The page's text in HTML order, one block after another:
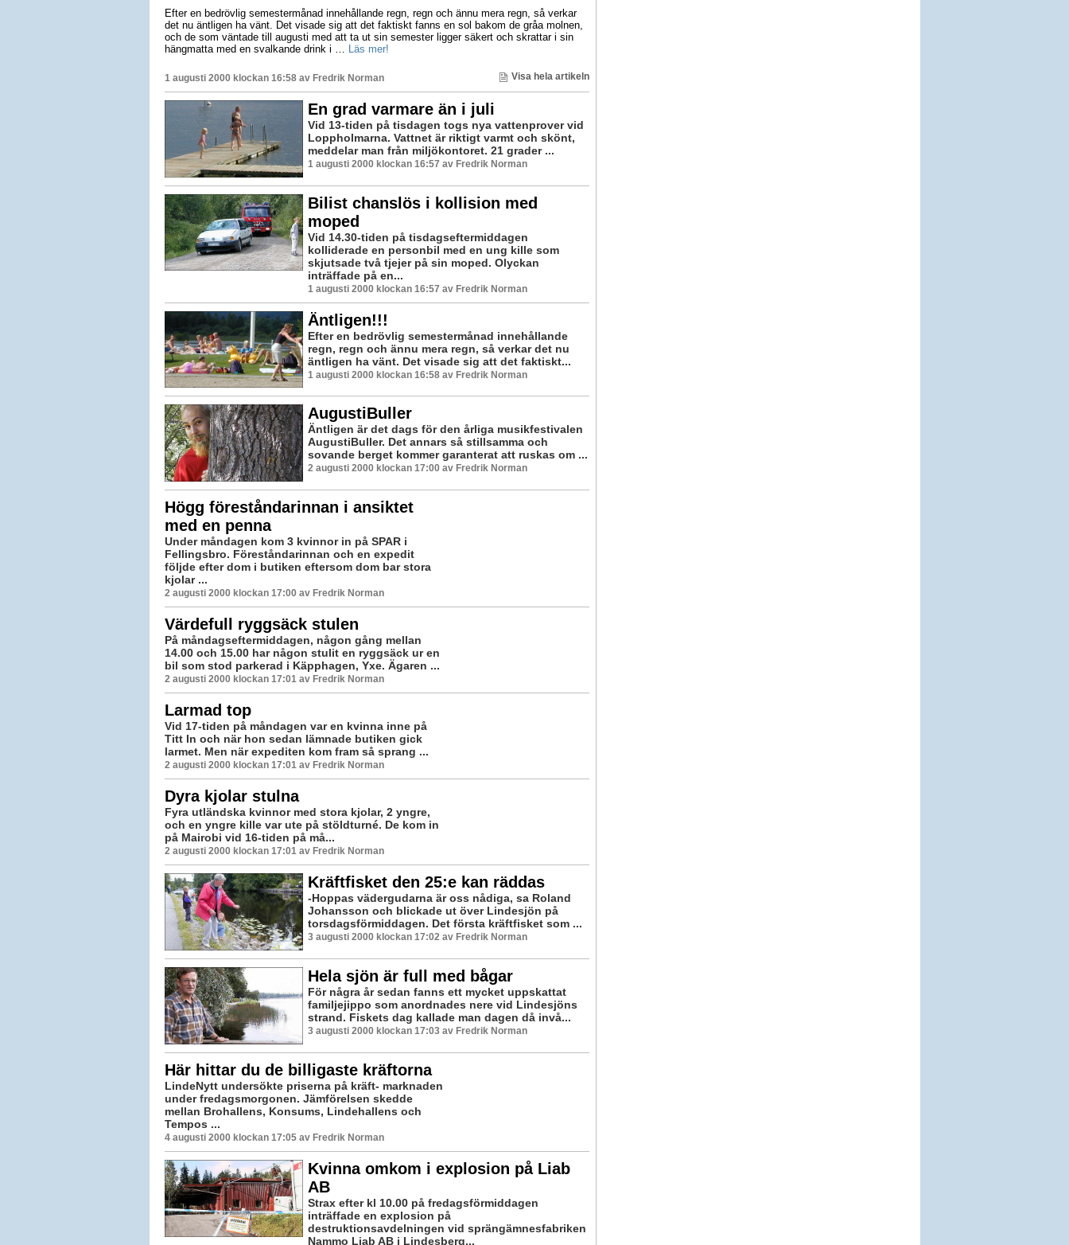
Efter en bedrövlig semestermånad innehållande regn, regn och ännu mera regn, så verkar
det nu äntligen ha vänt. Det visade sig att det faktiskt fanns en sol bakom de gråa molnen,
och de som väntade till augusti med att ta ut sin semester ligger säkert och skrattar i sin
hängmatta med en svalkande drink i …
Läs mer!
1 augusti 2000 klockan 16:58 av Fredrik Norman Visa hela artikeln
En grad varmare än i juli
Vid 13-tiden på tisdagen togs nya vattenprover vid
Loppholmarna. Vattnet är riktigt varmt och skönt,
meddelar man från miljökontoret. 21 grader ...
1 augusti 2000 klockan 16:57 av Fredrik Norman
Bilist chanslös i kollision med
moped
Vid 14.30-tiden på tisdagseftermiddagen
kolliderade en personbil med en ung kille som
skjutsade två tjejer på sin moped. Olyckan
inträffade på en...
1 augusti 2000 klockan 16:57 av Fredrik Norman
Äntligen!!!
Efter en bedrövlig semestermånad innehållande
regn, regn och ännu mera regn, så verkar det nu
äntligen ha vänt. Det visade sig att det faktiskt...
1 augusti 2000 klockan 16:58 av Fredrik Norman
AugustiBuller
Äntligen är det dags för den årliga musikfestivalen
AugustiBuller. Det annars så stillsamma och
sovande berget kommer garanterat att ruskas om ...
2 augusti 2000 klockan 17:00 av Fredrik Norman
Högg föreståndarinnan i ansiktet
med en penna
Under måndagen kom 3 kvinnor in på SPAR i
Fellingsbro. Föreståndarinnan och en expedit
följde efter dom i butiken eftersom dom bar stora
kjolar ...
2 augusti 2000 klockan 17:00 av Fredrik Norman
Värdefull ryggsäck stulen
På måndagseftermiddagen, någon gång mellan
14.00 och 15.00 har någon stulit en ryggsäck ur en
bil som stod parkerad i Käpphagen, Yxe. Ägaren ...
2 augusti 2000 klockan 17:01 av Fredrik Norman
Larmad top
Vid 17-tiden på måndagen var en kvinna inne på
Titt In och när hon sedan lämnade butiken gick
larmet. Men när expediten kom fram så sprang ...
2 augusti 2000 klockan 17:01 av Fredrik Norman
Dyra kjolar stulna
Fyra utländska kvinnor med stora kjolar, 2 yngre,
och en yngre kille var ute på stöldturné. De kom in
på Mairobi vid 16-tiden på må...
2 augusti 2000 klockan 17:01 av Fredrik Norman
Kräftfisket den 25:e kan räddas
-Hoppas vädergudarna är oss nådiga, sa Roland
Johansson och blickade ut över Lindesjön på
torsdagsförmiddagen. Det första kräftfisket som ...
3 augusti 2000 klockan 17:02 av Fredrik Norman
Hela sjön är full med bågar
För några år sedan fanns ett mycket uppskattat
familjejippo som anordnades nere vid Lindesjöns
strand. Fiskets dag kallade man dagen då invå...
3 augusti 2000 klockan 17:03 av Fredrik Norman
Här hittar du de billigaste kräftorna
LindeNytt undersökte priserna på kräft- marknaden
under fredagsmorgonen. Jämförelsen skedde
mellan Brohallens, Konsums, Lindehallens och
Tempos ...
4 augusti 2000 klockan 17:05 av Fredrik Norman
Kvinna omkom i explosion på Liab
AB
Strax efter kl 10.00 på fredagsförmiddagen
inträffade en explosion på
destruktionsavdelningen vid sprängämnesfabriken
Nammo Liab AB i Lindesberg...